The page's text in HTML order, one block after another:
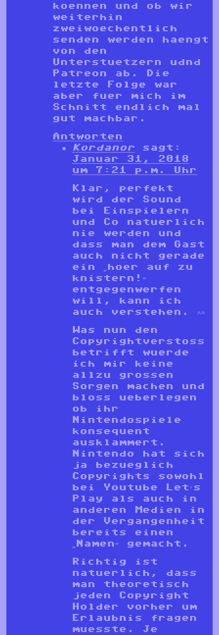
koennen und ob wir
weiterhin
zweiwoechentlich
senden werden haengt
von den
Unterstuetzern udnd
Patreon ab. Die
letzte Folge war
aber fuer mich im
Schnitt endlich mal
gut machbar.
Antworten
Kordanor
sagt:
Januar 31, 2018
um 7:21 p.m. Uhr
Klar, perfekt
wird der Sound
bei Einspielern
und Co natuerlich
nie werden und
dass man dem Gast
auch nicht gerade
ein „hoer auf zu
knistern!“
entgegenwerfen
will, kann ich
auch verstehen. ^^
Was nun den
Copyrightverstoss
betrifft wuerde
ich mir keine
allzu grossen
Sorgen machen und
bloss ueberlegen
ob ihr
Nintendospiele
konsequent
ausklammert.
Nintendo hat sich
ja bezueglich
Copyrights sowohl
bei Youtube Let’s
Play als auch in
anderen Medien in
der Vergangenheit
bereits einen
„Namen“ gemacht.
Richtig ist
natuerlich, dass
man theoretisch
jeden Copyright
Holder vorher um
Erlaubnis fragen
muesste. Je